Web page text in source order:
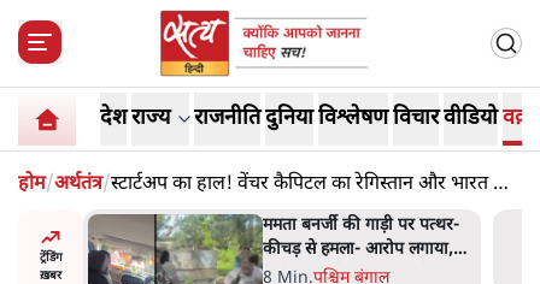
देशराज्य राजनीतिदुनियाविश्लेषणविचारवीडियो
होम/अर्थतंत्र/स्टार्टअप का हाल! वेंचर कैपिटल का रेगिस्तान और भारत की
प्यास
ट्रेंडिंग
ख़बर
किसका
ममता बनर्जी की गाड़ी पर पत्थर-
कीचड़ से हमला- आरोप लगाया,
'मेरी जान भी जा सकती थी'
8 Min.पश्चिम बंगाल